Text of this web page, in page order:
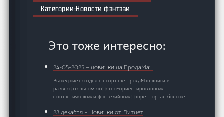
Новости фэнтэзи
Это тоже интересно:
24-05-2025 – новинки на ПродаМан
Вышедшие сегодня на портале ПродаМан книги в
развлекательном сюжетно-ориентированном
фантастическом и фэнтезийном жанре. Портал больше…
23 декабря – Новинки от Литнет